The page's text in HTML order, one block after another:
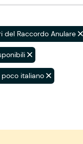
del Raccordo Anulare
italiano